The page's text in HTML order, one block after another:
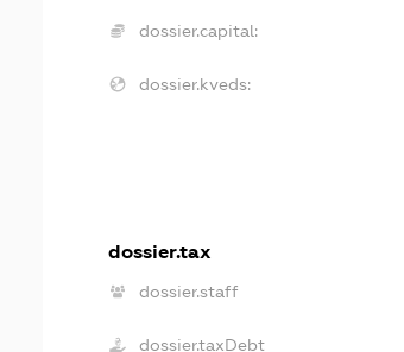
dossier.capital:
dossier.kveds:
dossier.tax
dossier.staff
dossier.taxDebt